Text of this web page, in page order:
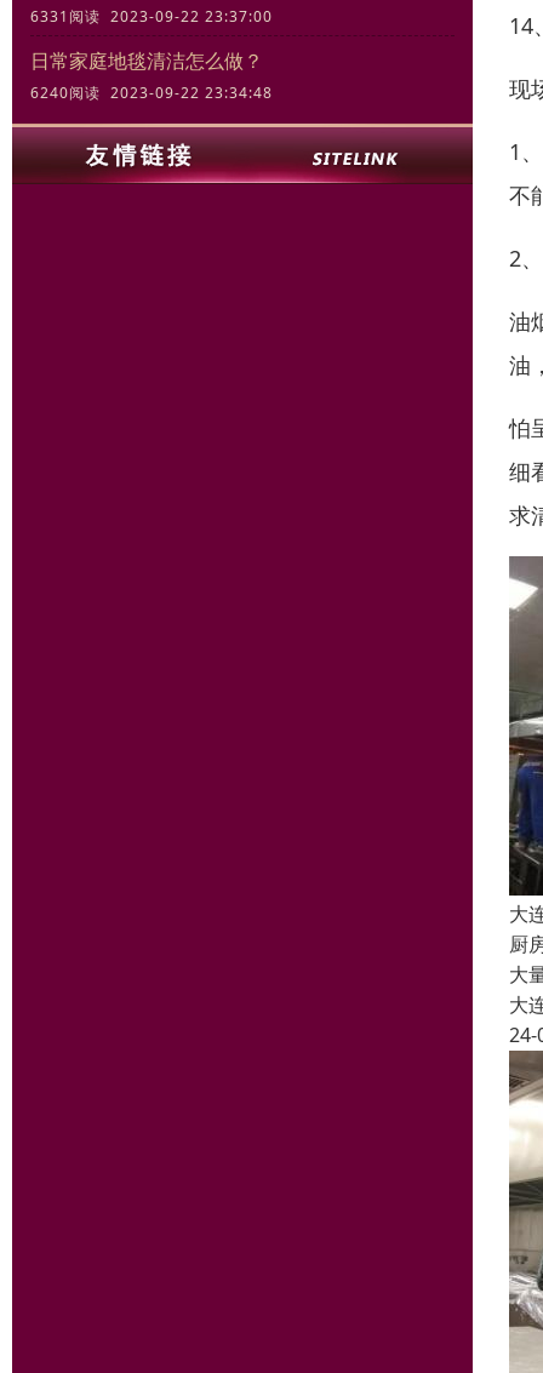
6331阅读 2023-09-22 23:37:00
日常家庭地毯清洁怎么做？
6240阅读 2023-09-22 23:34:48
14
现
1
不
2
油
油
怕
细
求
大
厨
大
大
24-